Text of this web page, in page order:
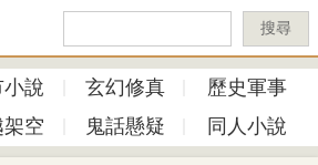
搜尋
說 玄幻修真
歷史軍事
架空 鬼話懸疑 同人小說